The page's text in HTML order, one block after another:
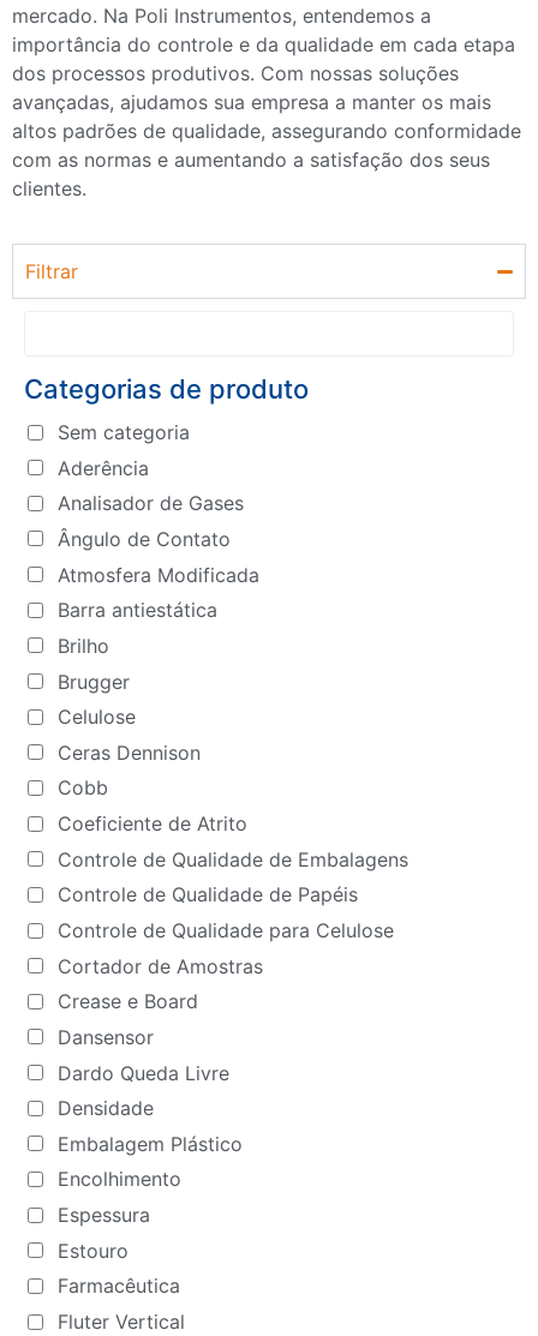
mercado. Na Poli Instrumentos, entendemos a
importância do controle e da qualidade em cada etapa
dos processos produtivos. Com nossas soluções
avançadas, ajudamos sua empresa a manter os mais
altos padrões de qualidade, assegurando conformidade
com as normas e aumentando a satisfação dos seus
clientes.
Filtrar
Categorias de produto
Sem categoria
Aderência
Analisador de Gases
Ângulo de Contato
Atmosfera Modificada
Barra antiestática
Brilho
Brugger
Celulose
Ceras Dennison
Cobb
Coeficiente de Atrito
Controle de Qualidade de Embalagens
Controle de Qualidade de Papéis
Controle de Qualidade para Celulose
Cortador de Amostras
Crease e Board
Dansensor
Dardo Queda Livre
Densidade
Embalagem Plástico
Encolhimento
Espessura
Estouro
Farmacêutica
Fluter Vertical